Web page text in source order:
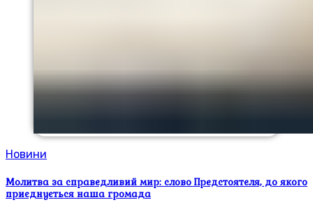
Новини
Молитва за справедливий мир: слово Предстоятеля, до якого
приєднується наша громада